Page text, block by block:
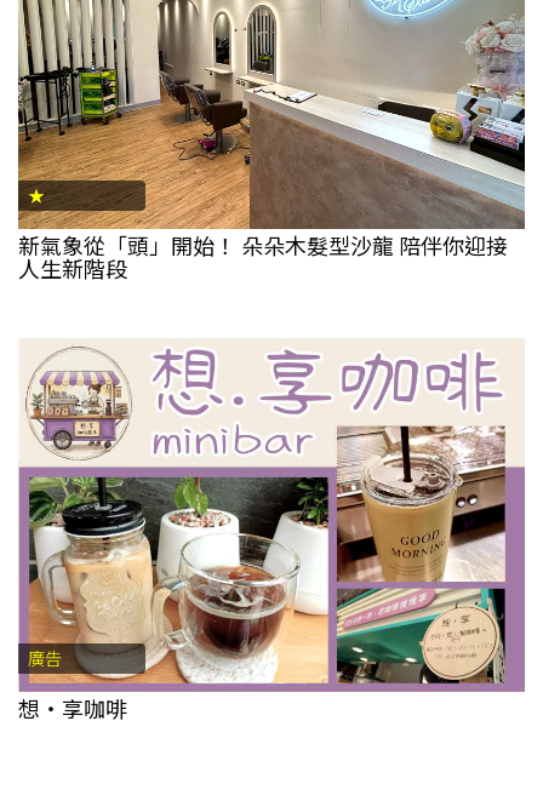
★
新氣象從「頭」開始！ 朵朵木髮型沙龍 陪伴你迎接
人生新階段
廣告
想‧享咖啡